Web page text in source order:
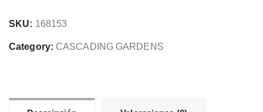
CASCADING
GARDENS
SKU: 168153
Category: CASCADING GARDENS